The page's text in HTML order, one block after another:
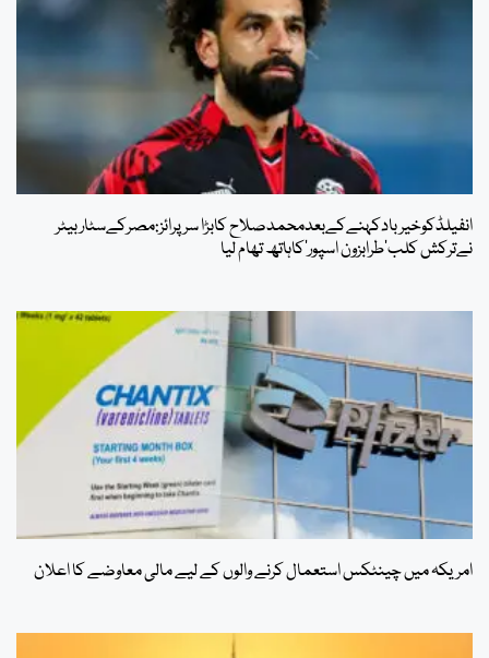
انفیلڈکوخیربادکہنےکےبعدمحمدصلاح کابڑا سرپرائز:مصرکےسٹاربیٹر
نےترکش کلب’طرابزون اسپور‘کاہاتھ تھام لیا
امریکہ میں چینٹکس استعمال کرنے والوں کے لیے مالی معاوضے کا اعلان